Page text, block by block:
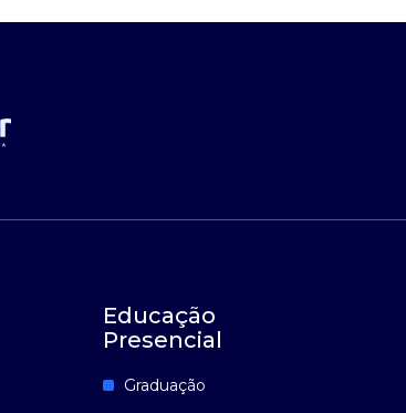
Educação
Presencial
Graduação